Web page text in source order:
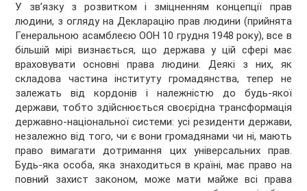
У зв’язку з розвитком і зміцненням концепції прав
людини, з огляду на Декларацію прав людини (прийнята
Генеральною асамблеєю ООН 10 грудня 1948 року), все в
більшій мірі визнається, що держава у цій сфері має
враховувати основні права людини. Деякі з них, як
складова частина інституту громадянства, тепер не
залежать від кордонів і належністю до будь-якої
держави, тобто здійснюється своєрідна трансформація
державно-національної системи: усі резиденти держави,
незалежно від того, чи є вони громадянами чи ні, мають
право вимагати дотримання цих універсальних прав.
Будь-яка особа, яка знаходиться в країні, має право на
повний захист законом, може мати майже всі права